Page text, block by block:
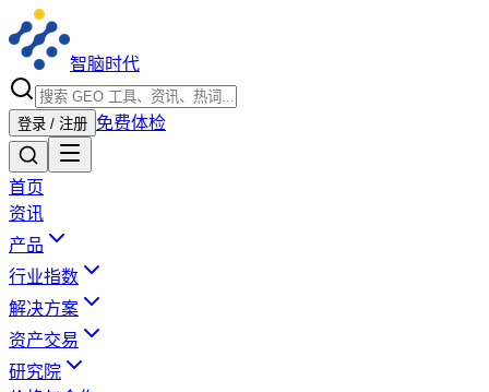
智脑时代
登录 / 注册 免费体检
首页
资讯
产品
行业指数
解决方案
资产交易
研究院